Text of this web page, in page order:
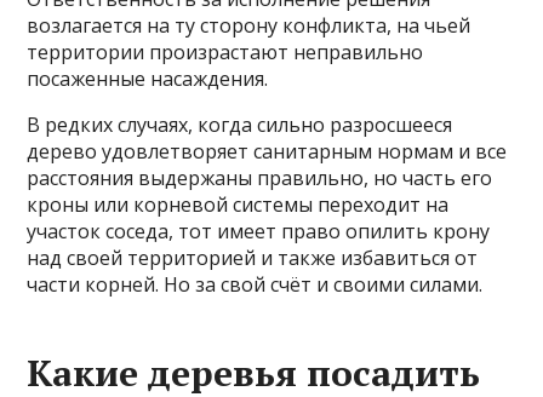
возлагается на ту сторону конфликта, на чьей
территории произрастают неправильно
посаженные насаждения.
В редких случаях, когда сильно разросшееся
дерево удовлетворяет санитарным нормам и все
расстояния выдержаны правильно, но часть его
кроны или корневой системы переходит на
участок соседа, тот имеет право опилить крону
над своей территорией и также избавиться от
части корней. Но за свой счёт и своими силами.
Какие деревья посадить